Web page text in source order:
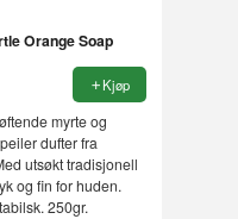
Orange Soap
Kjøp
myrte og
dufter fra
utsøkt tradisjonell
og fin for huden.
250gr.